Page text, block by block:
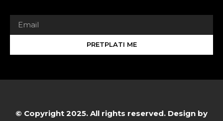
PRETPLATI ME
© Copyright 2025. All rights reserved. Design by